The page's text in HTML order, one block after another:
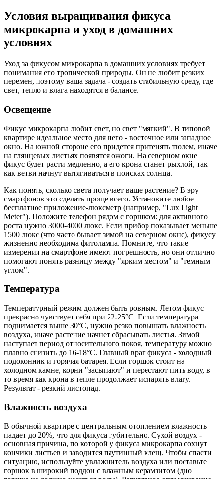
Условия выращивания фикуса
микрокарпа и уход в домашних
условиях
Уход за фикусом микрокарпа в домашних условиях требует
понимания его тропической природы. Он не любит резких
перемен, поэтому ваша задача - создать стабильную среду, где
свет, тепло и влага находятся в балансе.
Освещение
Фикус микрокарпа любит свет, но свет "мягкий". В типовой
квартире идеальное место для него - восточное или западное
окно. На южной стороне его придется притенять тюлем, иначе
на глянцевых листьях появятся ожоги. На северном окне
фикус будет расти медленно, а его крона станет рыхлой, так
как ветви начнут вытягиваться в поисках солнца.
Как понять, сколько света получает ваше растение? В эру
смартфонов это сделать проще всего. Установите любое
бесплатное приложение-люксметр (например, "Lux Light
Meter"). Положите телефон рядом с горшком: для активного
роста нужно 3000-4000 люкс. Если прибор показывает меньше
1500 люкс (что часто бывает зимой на северном окне), фикусу
жизненно необходима фитолампа. Помните, что такие
измерения на смартфоне имеют погрешность, но они отлично
помогают понять разницу между "ярким местом" и "темным
углом".
Температура
Температурный режим должен быть ровным. Летом фикус
прекрасно чувствует себя при 22-25°C. Если температура
поднимается выше 30°C, нужно резко повышать влажность
воздуха, иначе растение начнет сбрасывать листья. Зимой
наступает период относительного покоя, температуру можно
плавно снизить до 16-18°C. Главный враг фикуса - холодный
подоконник и горячая батарея. Если горшок стоит на
холодном камне, корни "засыпают" и перестают пить воду, в
то время как крона в тепле продолжает испарять влагу.
Результат - резкий листопад.
Влажность воздуха
В обычной квартире с центральным отоплением влажность
падает до 20%, что для фикуса губительно. Сухой воздух -
основная причина, по которой у фикуса микрокарпа сохнут
кончики листьев и заводится паутинный клещ. Чтобы спасти
ситуацию, используйте увлажнитель воздуха или поставьте
горшок в широкий поддон с влажным керамзитом (дно